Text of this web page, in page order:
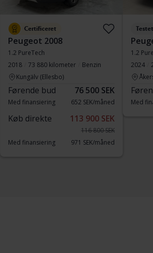
Certificeret
Peugeot 2008
1.2 PureTech
2018
73 880 kilometer
Benzin
Kungälv (Ellesbo)
Førende bud 76 500 SEK
Med finansiering 652 SEK/måned
Køb direkte 113 900 SEK
116 800 SEK
Med finansiering
971 SEK/måned
Testet
1.2
2024
Med